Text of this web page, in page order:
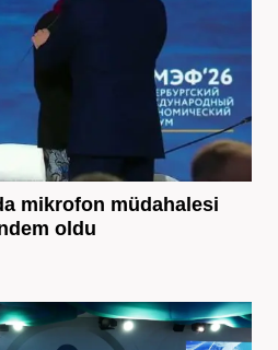
mikrofon müdahalesi
oldu